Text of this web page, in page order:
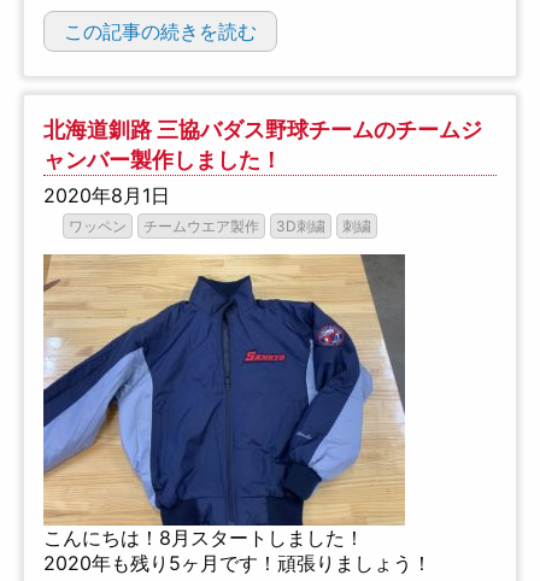
この記事の続きを読む
北海道釧路 三協バダス野球チームのチームジ
ャンバー製作しました！
2020年8月1日
ワッペン チームウエア製作 3D刺繍 刺繍
こんにちは！8月スタートしました！
2020年も残り5ヶ月です！頑張りましょう！